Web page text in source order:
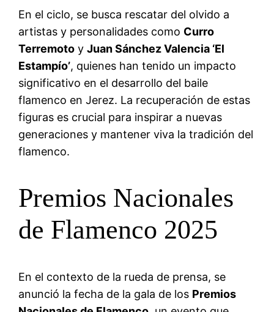
En el ciclo, se busca rescatar del olvido a
artistas y personalidades como Curro
Terremoto yJuan Sánchez Valencia ‘El
Estampío’, quienes han tenido un impacto
significativo en el desarrollo del baile
flamenco en Jerez. La recuperación de estas
figuras es crucial para inspirar a nuevas
generaciones y mantener viva la tradición del
flamenco.
Premios Nacionales
de Flamenco 2025
En el contexto de la rueda de prensa, se
anunció la fecha de la gala de los Premios